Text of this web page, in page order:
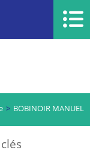
BOBINOIR MANUEL